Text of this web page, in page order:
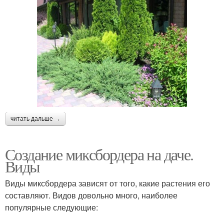
читать дальше →
Создание миксбордера на даче.
Виды
Виды миксбордера зависят от того, какие растения его
составляют. Видов довольно много, наиболее
популярные следующие: